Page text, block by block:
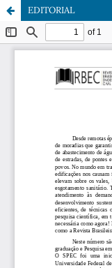
EDITORIAL